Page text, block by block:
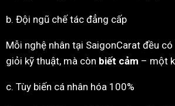
b. Đội ngũ chế tác đẳng cấp
Mỗi nghệ nhân tại SaigonCarat đều
giỏi kỹ thuật, mà còn biết cảm – một
c. Tùy biến cá nhân hóa 100%